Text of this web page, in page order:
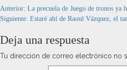
Anterior: La precuela de Juego de tronos ya
Siguiente: Estaré ahí de Raoul Vázquez, el
Deja una respuesta
Tu dirección de correo electrónico no